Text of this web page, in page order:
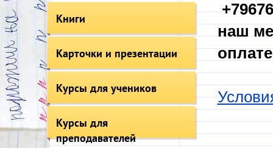
Книги
Карточки и презентации
Курсы для учеников
Курсы для
преподавателей
наш